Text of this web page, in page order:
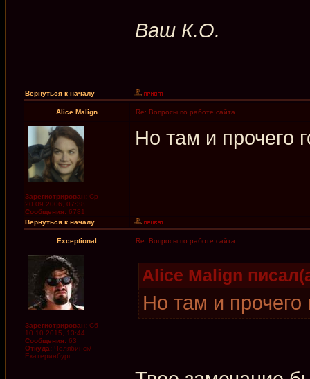
Ваш К.О.
Вернуться к началу
Alice Malign Re: Вопросы по работе сайта
Зарегистрирован: Ср
20.09.2006, 07:38
Сообщения: 6781
Но там и прочего
Вернуться к началу
Exceptional Re: Вопросы по работе сайта
Зарегистрирован: Сб
10.10.2015, 13:44
Сообщения: 63
Откуда: Челябинск/
Екатеринбург
Alice Malign
Но там и прочего